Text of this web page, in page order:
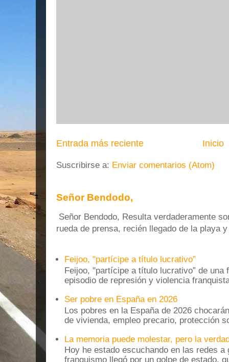
Entrada más reciente Inicio
Suscribirse a: Enviar comentarios (Atom)
Señor Bendodo,
Señor Bendodo, Resulta verdaderamente
rueda de prensa, recién llegado de la playa
Feijoo, "partícipe a título lucrativo”
Feijoo, "partícipe a título lucrativo” de una
episodio de represión y violencia
Ser pobre en España en 2026
Los pobres en la España de 2026
de vivienda, empleo precario, protección
La memoria puede molestar, pero la
Hoy he estado escuchando en las redes
franquismo llegó por un golpe de estado,